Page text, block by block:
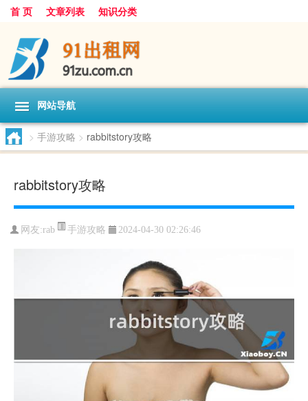
首 页 文章列表 知识分类
网站导航
> 手游攻略 > rabbitstory攻略
rabbitstory攻略
网友:rab 手游攻略 2024-04-30 02:26:46